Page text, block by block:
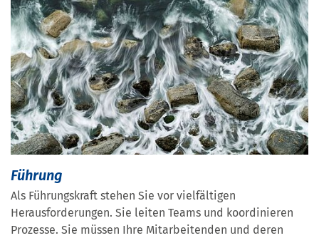
Führung
Als Führungskraft stehen Sie vor vielfältigen
Herausforderungen. Sie leiten Teams und koordinieren
Prozesse. Sie müssen Ihre Mitarbeitenden und deren